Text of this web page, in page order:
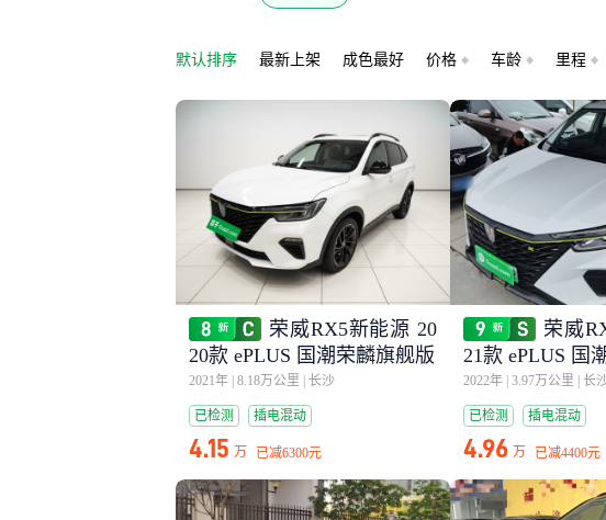
默认排序 最新上架 成色最好 价格 车龄 里程
荣威RX5新能源 20
20款 ePLUS 国潮荣麟旗舰版
2021年 8.18万公里 长沙
已检测 插电混动
4.15 万 已减6300元
荣威
21款 ePLUS 国
2022年 3.97万公里 长
已检测 插电混动
4.96 万 已减4400元